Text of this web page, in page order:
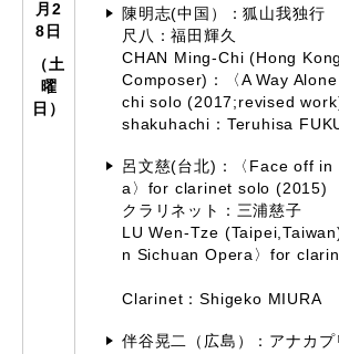
月2
8日
（土
曜
日）
陳明志(中国）：狐山我独行
尺八：福田輝久
CHAN Ming-Chi (Hong
Composer)：〈A Way
chi solo (2017;revised
shakuhachi：Teruhisa
呂文慈(台北)：〈Face off
a〉for clarinet solo (2015)
クラリネット：三浦慈子
LU Wen-Tze
n Sichuan Opera〉for
Clarinet：Shigeko MIURA
伴谷晃二（広島）：アナカプ